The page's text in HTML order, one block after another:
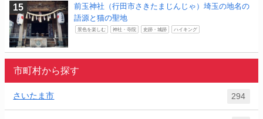
前玉神社（行田市さきたまじんじゃ）埼玉の地名の
語源と猫の聖地
景色を楽しむ 神社・寺院 史跡・城跡 ハイキング
市町村から探す
さいたま市 294